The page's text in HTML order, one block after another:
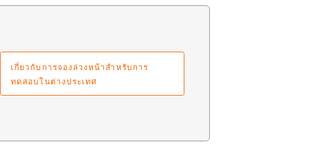
เกี่ยวกับการจองล่วงหน้าสำหรับการ
ทดสอบในต่างประเทศ